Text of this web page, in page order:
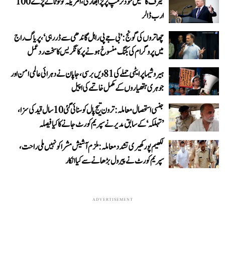
ارب ڈالر
چھاتروں کی گونج: ’بی جے پی راہل گاندھی سے ڈر رہی‘، پریاگ راج
میں پروگرام کی بکنگ منسوخ ہونے پر کانگریس کا سخت ردعمل
ہیروشیما پر ایٹمی حملے کی 81ویں برسی، جاپان نے دہرائی عالمی امن اور
جوہری ہتھیاروں کے مکمل خاتمے کی اپیل
جنسی استحصال معاملہ: ترون تیج پال کو سنائی گئی 10 سال قید کی سزا،
’تہلکہ‘ کے سابق مدیر نے سپریم کورٹ جانے کا کیا فیصلہ
لکھیم پور کھیری تشدد معاملہ: ملزم آشیش مشرا کو نہیں ملی راحت،
سپریم کورٹ نے پیرول بڑھانے سے کیا انکار
ADVERTISEMENT